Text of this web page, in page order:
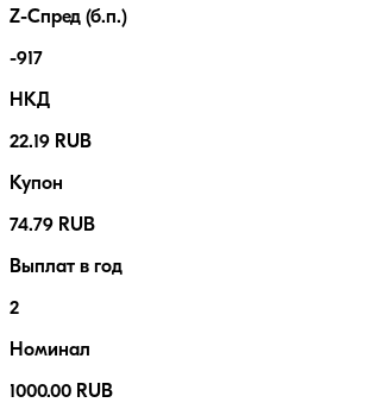
Z-Спред (б.п.)
-917
НКД
22.19 RUB
Купон
74.79 RUB
Выплат в год
2
Номинал
1000.00 RUB